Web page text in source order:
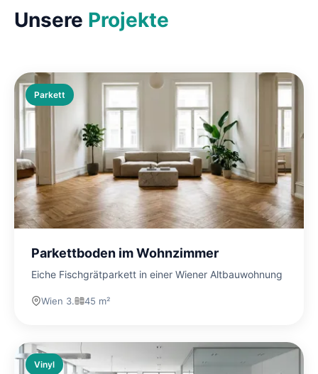
Unsere Projekte
Parkett
Parkettboden im Wohnzimmer
Eiche Fischgrätparkett in einer Wiener Altbauwohnung
Wien 3. 45 m²
Vinyl